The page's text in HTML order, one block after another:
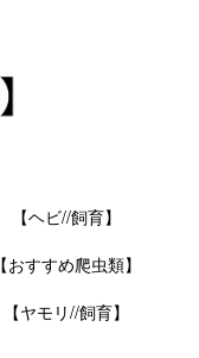
【ヘビ//飼育】
【おすすめ爬虫類】
【ヤモリ//飼育】